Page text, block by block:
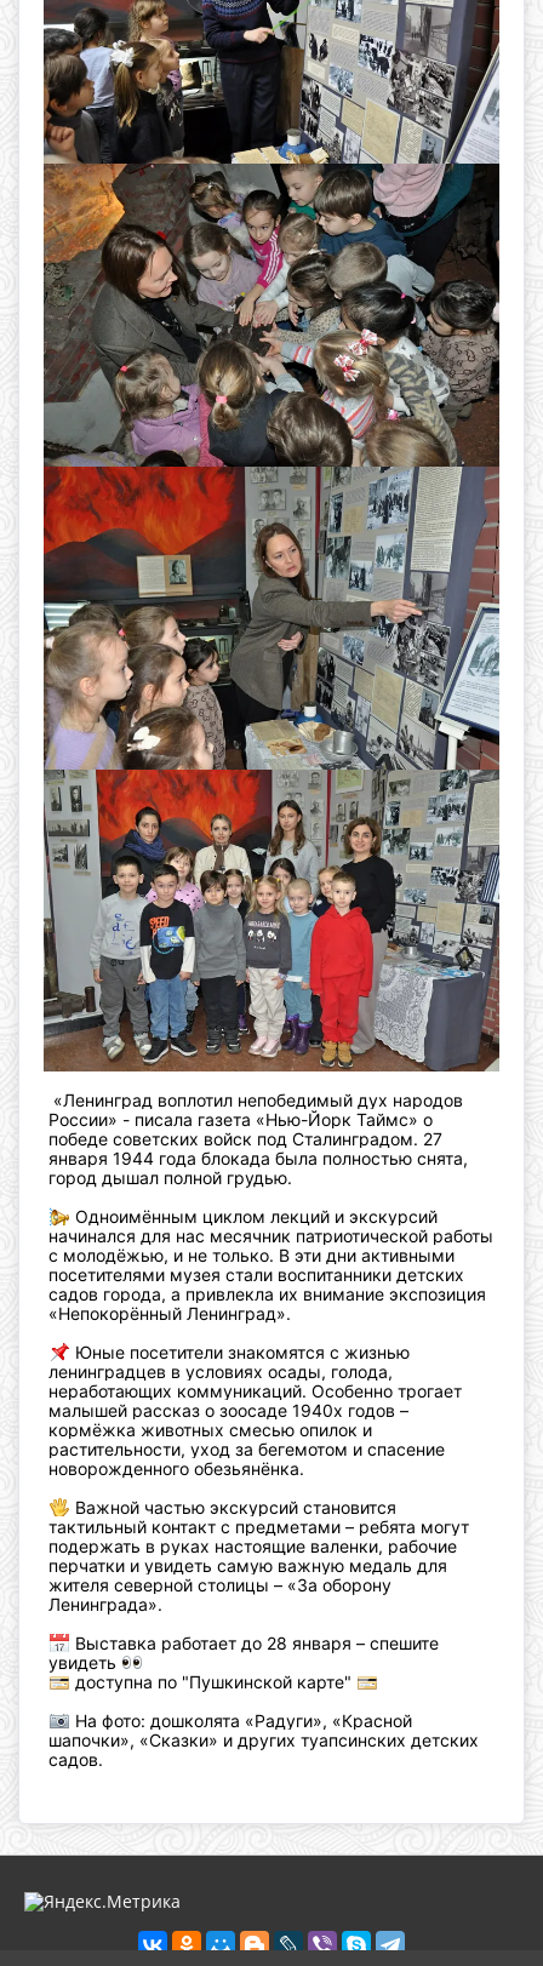
«Ленинград воплотил непобедимый дух народов
России» - писала газета «Нью-Йорк Таймс» о
победе советских войск под Сталинградом. 27
января 1944 года блокада была полностью снята,
город дышал полной грудью.
Одноимённым циклом лекций и экскурсий
начинался для нас месячник патриотической работы
с молодёжью, и не только. В эти дни активными
посетителями музея стали воспитанники детских
садов города, а привлекла их внимание экспозиция
«Непокорённый Ленинград».
Юные посетители знакомятся с жизнью
ленинградцев в условиях осады, голода,
неработающих коммуникаций. Особенно трогает
малышей рассказ о зоосаде 1940х годов –
кормёжка животных смесью опилок и
растительности, уход за бегемотом и спасение
новорожденного обезьянёнка.
Важной частью экскурсий становится
тактильный контакт с предметами – ребята могут
подержать в руках настоящие валенки, рабочие
перчатки и увидеть самую важную медаль для
жителя северной столицы – «За оборону
Ленинграда».
Выставка работает до 28 января – спешите
увидеть
доступна по "Пушкинской карте"
На фото: дошколята «Радуги», «Красной
шапочки», «Сказки» и других туапсинских детских
садов.